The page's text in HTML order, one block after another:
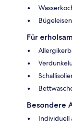
Für
Besondere
Individuell